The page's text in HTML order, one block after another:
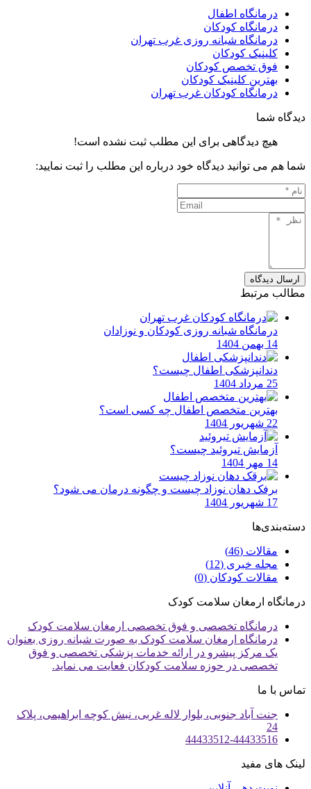
درمانگاه اطفال
درمانگاه کودکان
درمانگاه شبانه روزی غرب تهران
کلینیک کودکان
فوق تخصص کودکان
بهترین کلینیک کودکان
درمانگاه کودکان غرب تهران
دیدگاه شما
هیچ دیدگاهی برای این مطلب ثبت نشده است!
شما هم می توانید دیدگاه خود درباره این مطلب را ثبت نمایید:
ارسال دیدگاه
مطالب مرتبط
درمانگاه شبانه روزی کودکان و نوزادان
14 بهمن 1404
دندانپزشکی اطفال چیست؟
25 مرداد 1404
بهترین متخصص اطفال چه کسی است؟
22 شهریور 1404
آزمایش تیروئید چیست؟
14 مهر 1404
برفک دهان نوزاد چیست و چگونه درمان می شود؟
17 شهریور 1404
دسته‌بندی‌ها
مقالات (46)
مجله خبری (12)
مقالات کودکان (0)
درمانگاه ارمغان سلامت کودک
درمانگاه تخصصی و فوق تخصصی ارمغان سلامت کودک
درمانگاه ارمغان سلامت کودک به صورت شبانه روزی بعنوان
یک مرکز پیشرو در ارائه خدمات پزشکی تخصصی و فوق
تخصصی در حوزه سلامت کودکان فعایت می نماید.
تماس با ما
جنت آباد جنوبی، بلوار لاله غربی، نبش کوچه ابراهیمی، پلاک
24
44433512-44433516
لینک های مفید